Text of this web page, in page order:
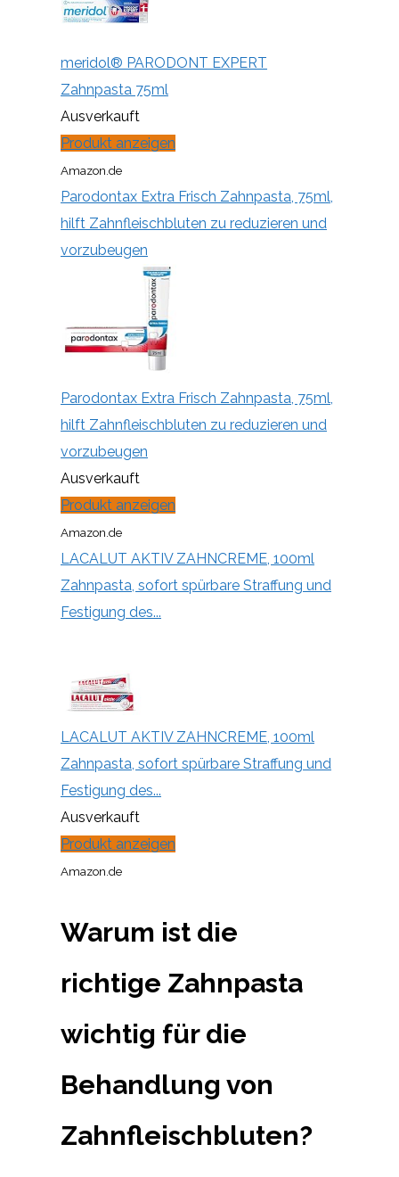
meridol® PARODONT EXPERT
Zahnpasta 75ml
Ausverkauft
Produkt anzeigen
Amazon.de
Parodontax Extra Frisch Zahnpasta, 75ml,
hilft Zahnfleischbluten zu reduzieren und
vorzubeugen
Parodontax Extra Frisch Zahnpasta, 75ml,
hilft Zahnfleischbluten zu reduzieren und
vorzubeugen
Ausverkauft
Produkt anzeigen
Amazon.de
LACALUT AKTIV ZAHNCREME, 100ml
Zahnpasta, sofort spürbare Straffung und
Festigung des...
LACALUT AKTIV ZAHNCREME, 100ml
Zahnpasta, sofort spürbare Straffung und
Festigung des...
Ausverkauft
Produkt anzeigen
Amazon.de
Warum ist die
richtige Zahnpasta
wichtig für die
Behandlung von
Zahnfleischbluten?